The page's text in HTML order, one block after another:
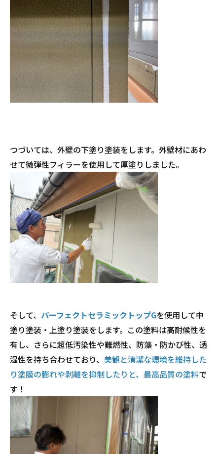
つづいては、外壁の下塗り塗装をします。外壁材にあわ
せて微弾性フィラーを使用して厚塗りしました。
そして、 パーフェクトセラミックトップGを使用して中
塗り塗装・上塗り塗装をします。この塗料は高耐候性を
有し、さらに超低汚染性や難燃性、防藻・防かび性、透
湿性を持ち合わせており、 美観と清潔な環境を維持した
り塗膜の膨れや剥離を抑制したりと、最高品質の塗料で
す！